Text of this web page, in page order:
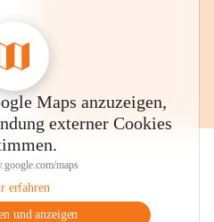
Maps anzuzeigen,
externer Cookies
maps
erfahren
und anzeigen